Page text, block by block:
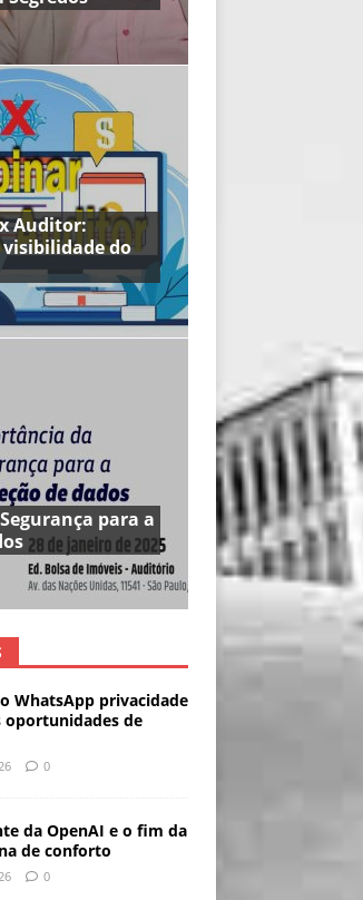
Auditor:
do
para a
WhatsApp privacidade
oportunidades de
0
da OpenAI e o fim da
de conforto
0